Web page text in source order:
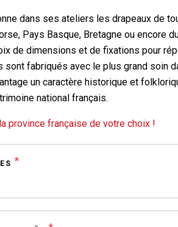
dans ses ateliers les drapeaux de
Pays Basque, Bretagne ou encore
de dimensions et de fixations pour
fabriqués avec le plus grand soin
un caractère historique et
national français.
province française de votre choix !
*